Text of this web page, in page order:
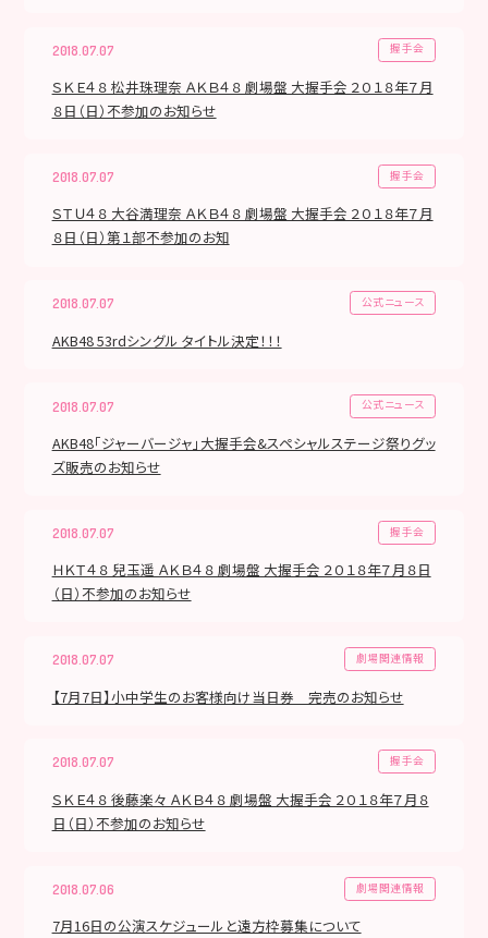
2018.07.07 握手会
ＳＫＥ４８ 松井珠理奈 ＡＫＢ４８ 劇場盤 大握手会 ２０１８年７月
８日（日）不参加のお知らせ
2018.07.07 握手会
ＳＴＵ４８ 大谷満理奈 ＡＫＢ４８ 劇場盤 大握手会 ２０１８年７月
８日（日）第１部不参加のお知
2018.07.07 公式ニュース
AKB48 53rdシングル タイトル決定！！！
2018.07.07 公式ニュース
AKB48「ジャーバージャ」大握手会&スペシャルステージ祭りグッ
ズ販売のお知らせ
2018.07.07 握手会
ＨＫＴ４８ 兒玉遥 ＡＫＢ４８ 劇場盤 大握手会 ２０１８年７月８日
（日）不参加のお知らせ
2018.07.07 劇場関連情報
【7月7日】小中学生のお客様向け当日券 完売のお知らせ
2018.07.07 握手会
ＳＫＥ４８ 後藤楽々 ＡＫＢ４８ 劇場盤 大握手会 ２０１８年７月８
日（日）不参加のお知らせ
2018.07.06 劇場関連情報
7月16日の公演スケジュールと遠方枠募集について